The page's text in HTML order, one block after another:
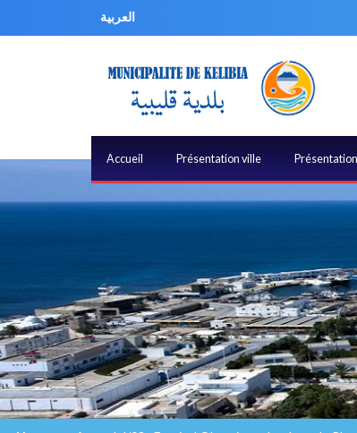
العربية
Accueil Présentation ville